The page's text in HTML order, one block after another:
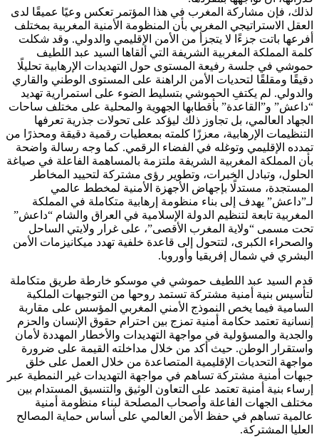
لذلك، فإن مشاركة المغرب في هذا المؤتمر تعكس وعيًا عميقًا لدى
العقل الاستراتيجي المغربي بأن المنظومة الأمنية المغربية بمختلف
أفرعها باتت جزءًا لا يتجزأ من الأمن الإقليمي والدولي. وقد شكلت
كلمة المملكة المغربية الشريفة التي ألقاها السيد عبد اللطيف
حموشي في جلسة رفيعة المستوى حول التهديدات الإرهابية تحليلًا
دقيقًا ومقلقًا لتحديات الأمن الراهنة على المستوى الوطني والقاري
والدولي. لم يكتفِ الحموشي بتسليط الضوء على استمرارية تهديد
“داعش” و”القاعدة” بأقطابها الجهوية والمحلية على مختلف ساحات
الجهاد العالمي، بل تجاوز ذلك ليؤكد على تحولات جذرية تعرفها
التنظيمات الإرهابية، معززًا كلمته بمعطيات رقمية دقيقة ومحذرًا من
تمدده الإقليمي وتوغله في الفضاء الرقمي. كما وجه رسالة واضحة
بأن المملكة المغربية الشريفة ملتزمة بالمساهمة الفاعلة في صياغة
الحلول، وتبادل الخبرات، وتطوير رؤى مشتركة لتحييد المخاطر
المستجدة، مستدلًا بإجهاض الأجهزة الأمنية لمخطط عالمي
لـ”داعش” يهدف إلى بناء منظومة إرهابية متكاملة في المملكة
المغربية تابعة لتنظيم الدولة الإسلامية في العراق والشام “داعش”
تحت مسمى “ولاية المغرب الأقصى”، على غرار ولايتي الساحل
والصحراء الكبرى، لتتحول إلى قاعدة خلفية تهدد ميكانيزمات الأمن
البشري في شمال إفريقيا وأوروبا.
قدم السيد عبد اللطيف حموشي في موسكو خارطة طريق متكاملة
لتأسيس بنية أمنية مشتركة تستمد روحها من التوجيهات الملكية
السامية فيما يخص النموذج الأمني المغربي المؤسس على مقاربة
إنسانية تعتمد حكامة أمنية تمزج بين احترام حقوق الإنسان والحزم
والجدية والمسؤولية في مواجهة التهديدات والأخطار المهددة لأمان
واستقرار الوطن. حيث أكد من خلال مداخلته القيمة على ضرورة
مواجهة التحديات الإقليمية المتصاعدة من خلال العمل على خلق
جبهات أمنية مشتركة تساهم في مواجهة التهديدات غير النمطية عبر
إرساء بنية أمنية تعتمد على التعاون الوثيق والتنسيق المستدام بين
مختلف الجهات الفاعلة وأصحاب المصلحة لبناء منظومة أمنية
عالمية تساهم في حفظ الأمن العالمي على أساس حماية المصالح
العليا المشتركة.